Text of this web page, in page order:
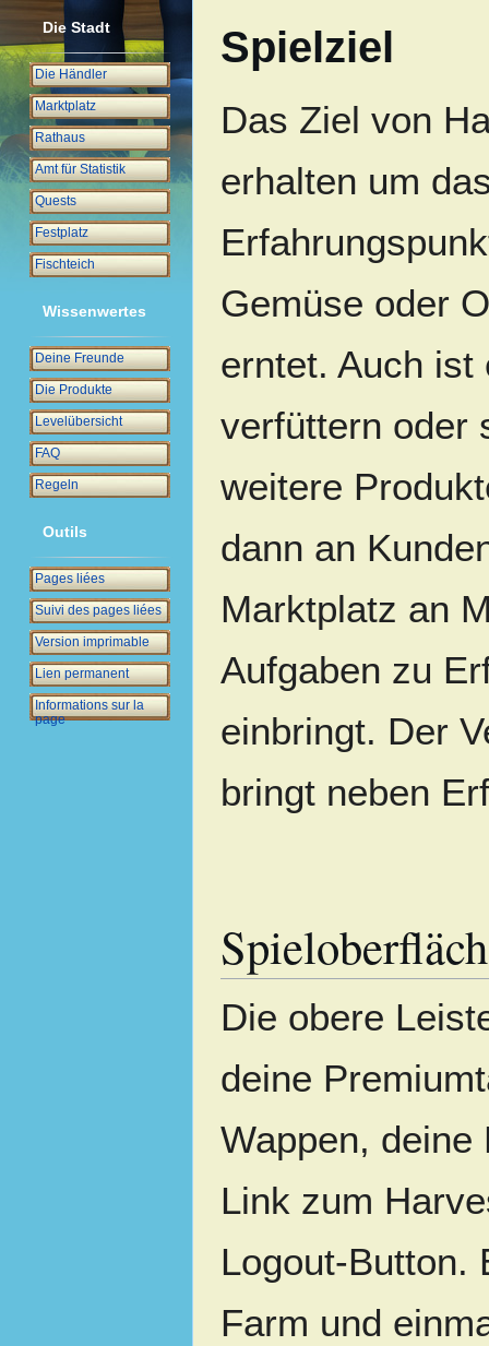
Spielziel
Das Ziel von
erhalten um
Gemüse oder
erntet. Auch ist
verfüttern oder
weitere
dann an
Marktplatz an
Aufgaben zu
einbringt. Der
bringt neben
Die obere
deine
Wappen,
Link zum
Logout-Button.
Farm und
Die Stadt
Die Händler
Marktplatz
Rathaus
Amt für Statistik
Quests
Festplatz
Fischteich
Wissenwertes
Deine Freunde
Die Produkte
Levelübersicht
FAQ
Regeln
Outils
Pages liées
Suivi des pages liées
Version imprimable
Lien permanent
Informations sur la
page